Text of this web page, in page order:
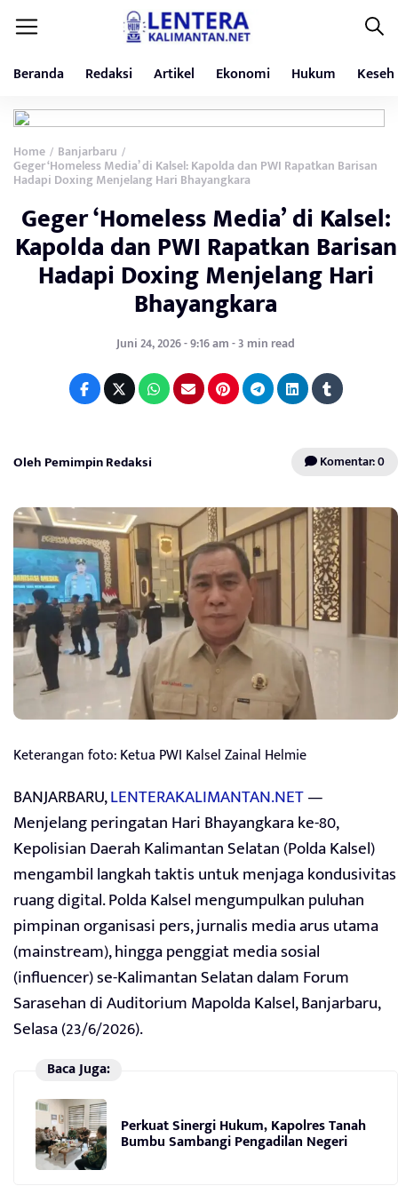
Beranda Redaksi Artikel Ekonomi Hukum
Home / Banjarbaru /
Geger ‘Homeless Media’ di Kalsel: Kapolda dan PWI Rapatkan Barisan
Hadapi Doxing Menjelang Hari Bhayangkara
Geger ‘Homeless Media’ di Kalsel:
Kapolda dan PWI Rapatkan Barisan
Hadapi Doxing Menjelang Hari
Bhayangkara
Juni 24, 2026 - 9:16 am - 3 min read
Oleh Pemimpin Redaksi Komentar: 0
Keterangan foto: Ketua PWI Kalsel Zainal Helmie
BANJARBARU,LENTERAKALIMANTAN.NET—
Menjelang peringatan Hari Bhayangkara ke-80,
Kepolisian Daerah Kalimantan Selatan (Polda Kalsel)
mengambil langkah taktis untuk menjaga kondusivitas
ruang digital. Polda Kalsel mengumpulkan puluhan
pimpinan organisasi pers, jurnalis media arus utama
(mainstream), hingga penggiat media sosial
(influencer) se-Kalimantan Selatan dalam Forum
Sarasehan di Auditorium Mapolda Kalsel, Banjarbaru,
Selasa (23/6/2026).
Baca Juga:
Perkuat Sinergi Hukum, Kapolres Tanah
Bumbu Sambangi Pengadilan Negeri